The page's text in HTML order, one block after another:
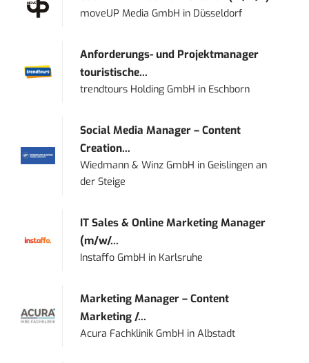
moveUP Media GmbH in Düsseldorf
Anforderungs- und Projektmanager
touristische...
trendtours Holding GmbH in Eschborn
Social Media Manager – Content
Creation...
Wiedmann & Winz GmbH inGeislingen an
der Steige
IT Sales & Online Marketing Manager
(m/w/...
Instaffo GmbH in Karlsruhe
Marketing Manager – Content
Marketing /...
Acura Fachklinik GmbH inAlbstadt